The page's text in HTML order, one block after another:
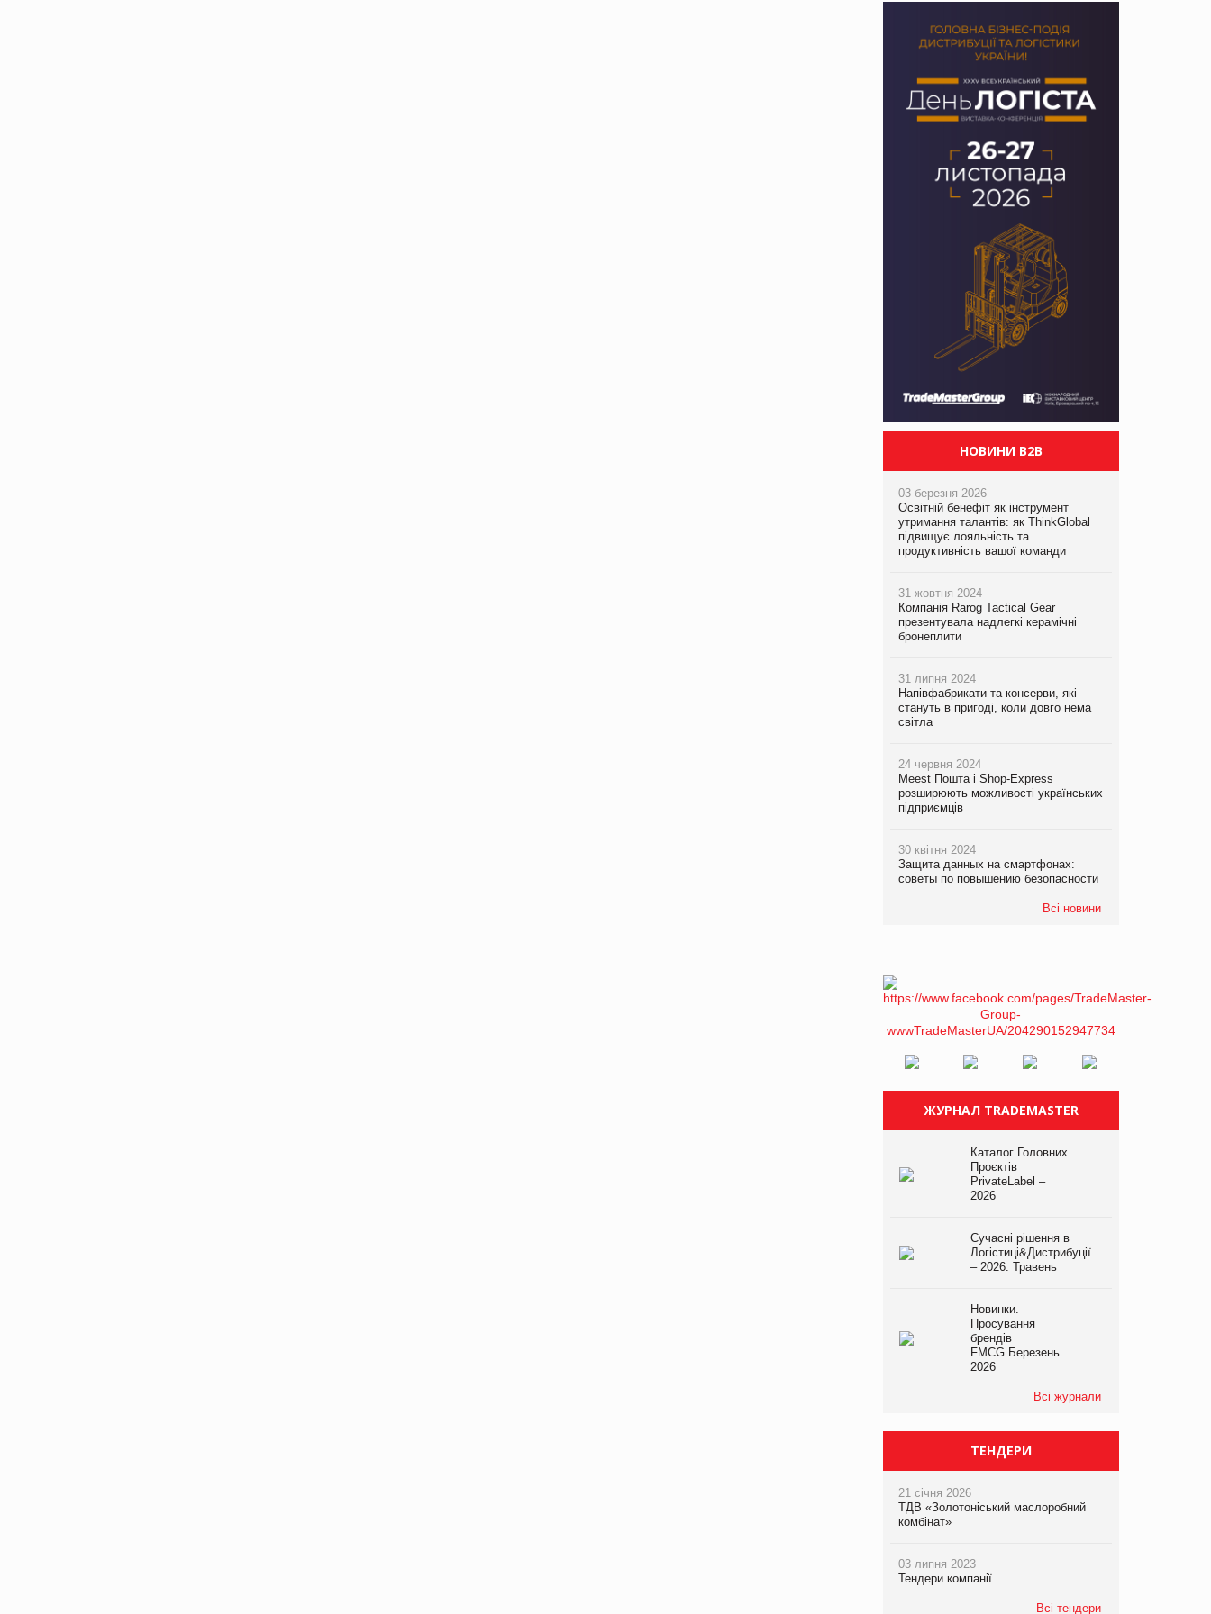
НОВИНИ B2B
03 березня 2026
Освітній бенефіт як інструмент
утримання талантів: як ThinkGlobal
підвищує лояльність та
продуктивність вашої команди
31 жовтня 2024
Компанія Rarog Tactical Gear
презентувала надлегкі керамічні
бронеплити
31 липня 2024
Напівфабрикати та консерви, які
стануть в пригоді, коли довго нема
світла
24 червня 2024
Meest Пошта і Shop-Express
розширюють можливості українських
підприємців
30 квітня 2024
Защита данных на смартфонах:
советы по повышению безопасности
Всі новини
ЖУРНАЛ TRADEMASTER
Каталог Головних
Проєктів
PrivateLabel –
2026
Сучасні рішення в
Логістиці&Дистрибуції
– 2026. Травень
Новинки.
Просування
брендів
FMCG.Березень
2026
Всі журнали
ТЕНДЕРИ
21 січня 2026
ТДВ «Золотоніський маслоробний
комбінат»
03 липня 2023
Тендери компанії
Всі тендери